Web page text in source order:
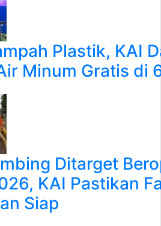
Plastik, KAI
Minum Gratis di
Ditarget
KAI Pastikan
Siap